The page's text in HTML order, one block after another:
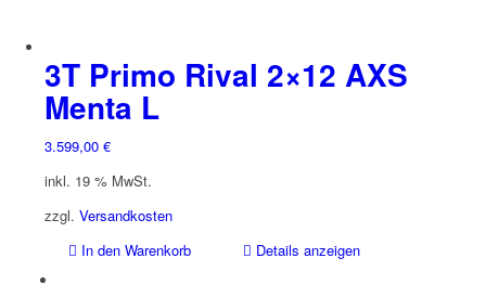
3T Primo Rival 2×12 AXS
Menta L
3.599,00 €
inkl. 19 % MwSt.
zzgl. Versandkosten
In den Warenkorb
Details anzeigen